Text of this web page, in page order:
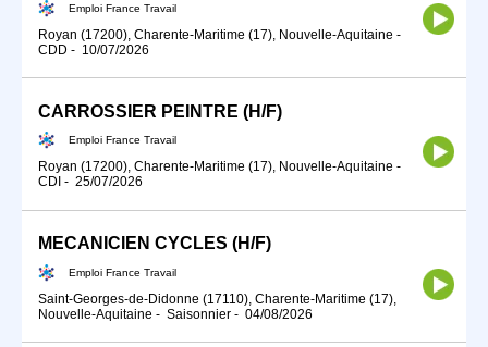
Emploi France Travail
Royan (17200), Charente-Maritime (17), Nouvelle-Aquitaine -
CDD - 10/07/2026
CARROSSIER PEINTRE (H/F)
Emploi France Travail
Royan (17200), Charente-Maritime (17), Nouvelle-Aquitaine -
CDI - 25/07/2026
MECANICIEN CYCLES (H/F)
Emploi France Travail
Saint-Georges-de-Didonne (17110), Charente-Maritime (17),
Nouvelle-Aquitaine - Saisonnier - 04/08/2026